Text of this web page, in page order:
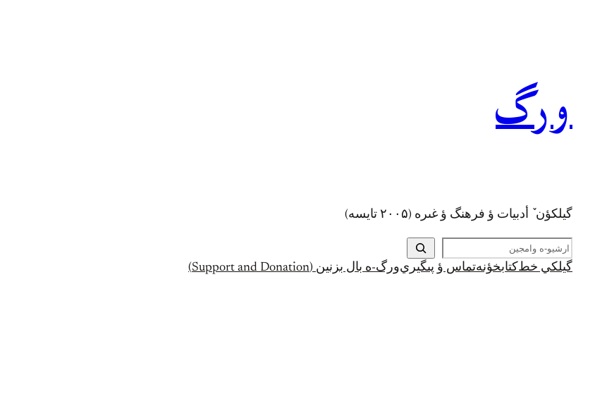
ورگ
گيلکؤن ٚ أدبیات ؤ فرهنگ ؤ غىره (۲۰۰۵ تايسه)
ج
س
تگيلکي خط کتابخؤنهتماس ؤ پىگيريورگ-ه بال بزنين (Support and Donation)